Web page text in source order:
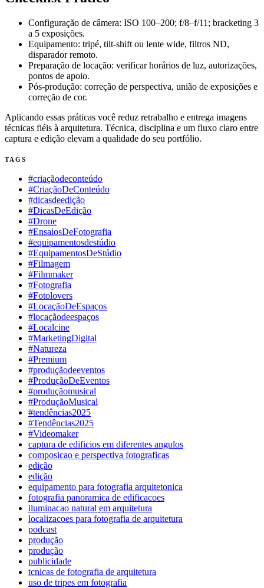
Configuração de câmera: ISO 100–200; f/8–f/11; bracketing 3
a 5 exposições.
Equipamento: tripé, tilt-shift ou lente wide, filtros ND,
disparador remoto.
Preparação de locação: verificar horários de luz, autorizações,
pontos de apoio.
Pós-produção: correção de perspectiva, união de exposições e
correção de cor.
Aplicando essas práticas você reduz retrabalho e entrega imagens
técnicas fiéis à arquitetura. Técnica, disciplina e um fluxo claro entre
captura e edição elevam a qualidade do seu portfólio.
TAGS
#criaçãodeconteúdo
#CriaçãoDeConteúdo
#dicasdeedição
#DicasDeEdição
#Drone
#EnsaiosDeFotografia
#equipamentosdestúdio
#EquipamentosDeStúdio
#Filmagem
#Filmmaker
#Fotografia
#Fotolovers
#LocaçãoDeEspaços
#locaçãodeespaços
#Localcine
#MarketingDigital
#Natureza
#Premium
#produçãodeeventos
#ProduçãoDeEventos
#produçãomusical
#ProduçãoMusical
#tendências2025
#Tendências2025
#Videomaker
captura de edificios em diferentes angulos
composicao e perspectiva fotograficas
edição
edição
equipamento para fotografia arquitetonica
fotografia panoramica de edificacoes
iluminacao natural em arquitetura
localizacoes para fotografia de arquitetura
podcast
produção
produção
publicidade
tcnicas de fotografia de arquitetura
uso de tripes em fotografia